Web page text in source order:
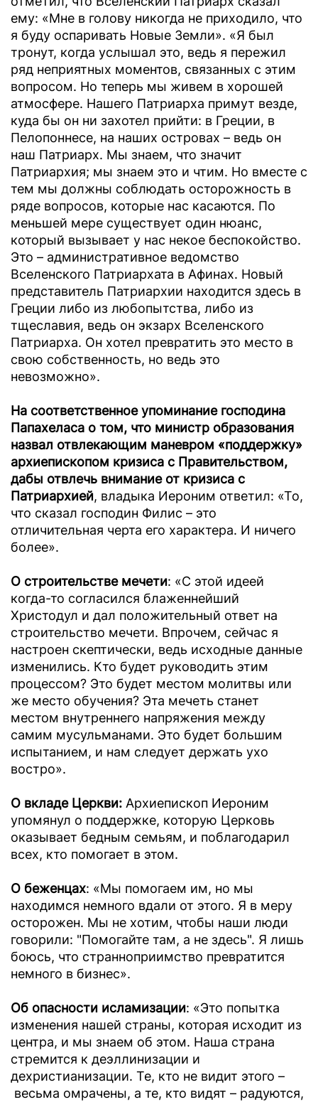
ему: «Мне в голову никогда не приходило, что
я буду оспаривать Новые Земли». «Я был
тронут, когда услышал это, ведь я пережил
ряд неприятных моментов, связанных с этим
вопросом. Но теперь мы живем в хорошей
атмосфере. Нашего Патриарха примут везде,
куда бы он ни захотел прийти: в Греции, в
Пелопоннесе, на наших островах – ведь он
наш Патриарх. Мы знаем, что значит
Патриархия; мы знаем это и чтим. Но вместе с
тем мы должны соблюдать осторожность в
ряде вопросов, которые нас касаются. По
меньшей мере существует один нюанс,
который вызывает у нас некое беспокойство.
Это – административное ведомство
Вселенского Патриархата в Афинах. Новый
представитель Патриархии находится здесь в
Греции либо из любопытства, либо из
тщеславия, ведь он экзарх Вселенского
Патриарха. Он хотел превратить это место в
свою собственность, но ведь это
невозможно».
На соответственное упоминание господина
Папахеласа о том, что министр образования
назвал отвлекающим маневром «поддержку»
архиепископом кризиса с Правительством,
дабы отвлечь внимание от кризиса с
Патриархией, владыка Иероним ответил: «То,
что сказал господин Филис – это
отличительная черта его характера. И ничего
более».
О строительстве мечети: «С этой идеей
когда-то согласился блаженнейший
Христодул и дал положительный ответ на
строительство мечети. Впрочем, сейчас я
настроен скептически, ведь исходные данные
изменились. Кто будет руководить этим
процессом? Это будет местом молитвы или
же место обучения? Эта мечеть станет
местом внутреннего напряжения между
самим мусульманами. Это будет большим
испытанием, и нам следует держать ухо
востро».
О вкладе Церкви: Архиепископ Иероним
упомянул о поддержке, которую Церковь
оказывает бедным семьям, и поблагодарил
всех, кто помогает в этом.
О беженцах: «Мы помогаем им, но мы
находимся немного вдали от этого. Я в меру
осторожен. Мы не хотим, чтобы наши люди
говорили: "Помогайте там, а не здесь". Я лишь
боюсь, что странноприимство превратится
немного в бизнес».
Об опасности исламизации: «Это попытка
изменения нашей страны, которая исходит из
центра, и мы знаем об этом. Наша страна
стремится к деэллинизации и
дехристианизации. Те, кто не видит этого –
весьма омрачены, а те, кто видят – радуются,